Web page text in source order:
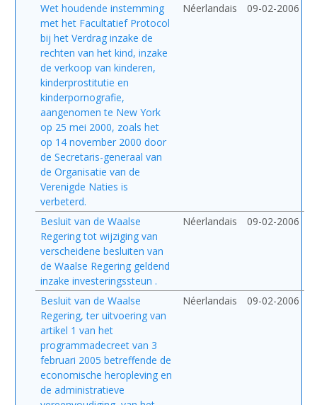
Wet houdende instemming
met het Facultatief Protocol
bij het Verdrag inzake de
rechten van het kind, inzake
de verkoop van kinderen,
kinderprostitutie en
kinderpornografie,
aangenomen te New York
op 25 mei 2000, zoals het
op 14 november 2000 door
de Secretaris-generaal van
de Organisatie van de
Verenigde Naties is
verbeterd.
Néerlandais 09-02-2006
Besluit van de Waalse
Regering tot wijziging van
verscheidene besluiten van
de Waalse Regering geldend
inzake investeringssteun .
Néerlandais 09-02-2006
Besluit van de Waalse
Regering, ter uitvoering van
artikel 1 van het
programmadecreet van 3
februari 2005 betreffende de
economische heropleving en
de administratieve
Néerlandais 09-02-2006